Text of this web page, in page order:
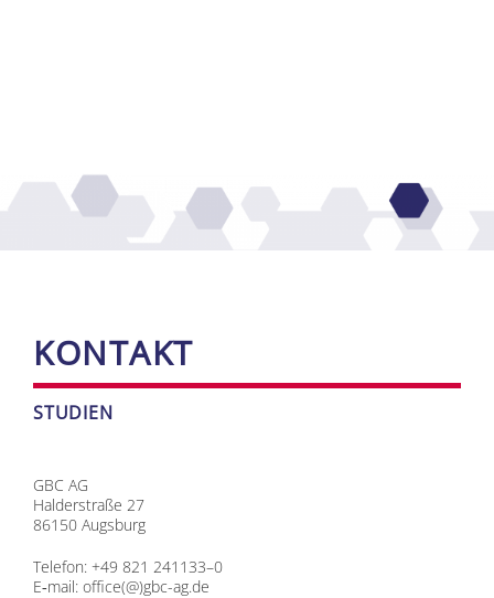
KON­TAKT
STU­DI­EN
GBC AG
Hal­der­stra­ße 27
86150 Augs­burg
Te­le­fon: +49 821 241133–0
E‑mail: office(@)gbc-ag.de